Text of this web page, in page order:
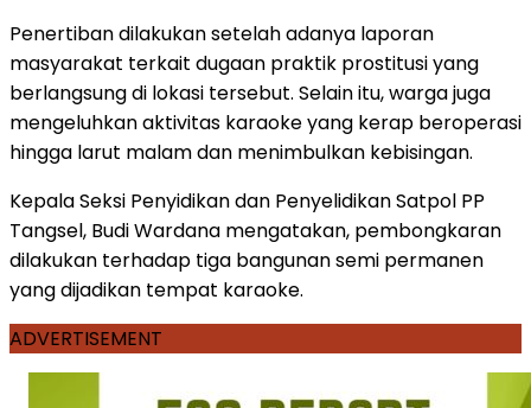
Penertiban dilakukan setelah adanya laporan
masyarakat terkait dugaan praktik prostitusi yang
berlangsung di lokasi tersebut. Selain itu, warga juga
mengeluhkan aktivitas karaoke yang kerap beroperasi
hingga larut malam dan menimbulkan kebisingan.
Kepala Seksi Penyidikan dan Penyelidikan Satpol PP
Tangsel, Budi Wardana mengatakan, pembongkaran
dilakukan terhadap tiga bangunan semi permanen
yang dijadikan tempat karaoke.
ADVERTISEMENT